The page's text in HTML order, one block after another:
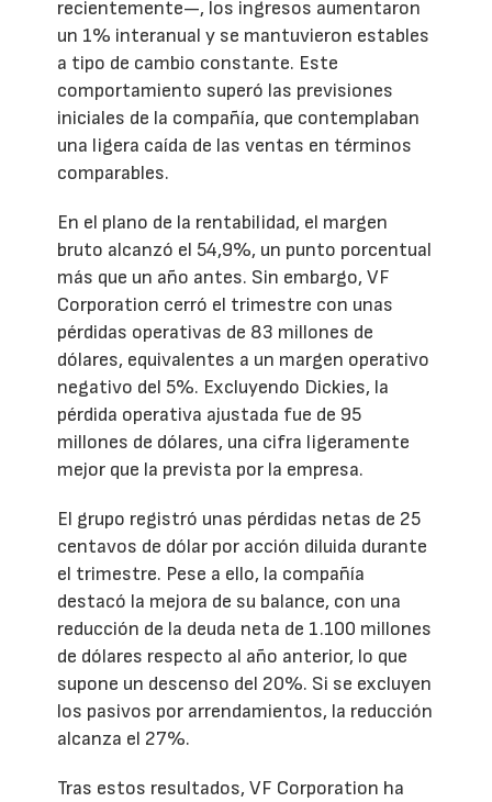
recientemente—, los ingresos aumentaron
un 1% interanual y se mantuvieron estables
a tipo de cambio constante. Este
comportamiento superó las previsiones
iniciales de la compañía, que contemplaban
una ligera caída de las ventas en términos
comparables.
En el plano de la rentabilidad, el margen
bruto alcanzó el 54,9%, un punto porcentual
más que un año antes. Sin embargo, VF
Corporation cerró el trimestre con unas
pérdidas operativas de 83 millones de
dólares, equivalentes a un margen operativo
negativo del 5%. Excluyendo Dickies, la
pérdida operativa ajustada fue de 95
millones de dólares, una cifra ligeramente
mejor que la prevista por la empresa.
El grupo registró unas pérdidas netas de 25
centavos de dólar por acción diluida durante
el trimestre. Pese a ello, la compañía
destacó la mejora de su balance, con una
reducción de la deuda neta de 1.100 millones
de dólares respecto al año anterior, lo que
supone un descenso del 20%. Si se excluyen
los pasivos por arrendamientos, la reducción
alcanza el 27%.
Tras estos resultados, VF Corporation ha